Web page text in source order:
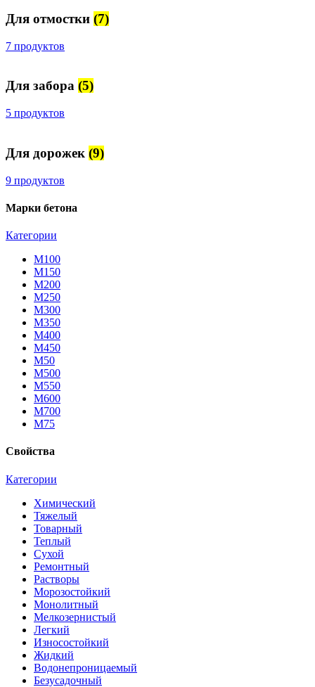
Для отмостки (7)
7 продуктов
Для забора (5)
5 продуктов
Для дорожек (9)
9 продуктов
Марки бетона
Категории
М100
М150
М200
М250
М300
М350
М400
М450
М50
М500
М550
М600
М700
М75
Свойства
Категории
Химический
Тяжелый
Товарный
Теплый
Сухой
Ремонтный
Растворы
Морозостойкий
Монолитный
Мелкозернистый
Легкий
Износостойкий
Жидкий
Водонепроницаемый
Безусадочный